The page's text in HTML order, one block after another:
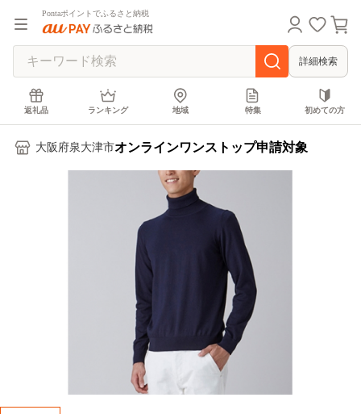
Pontaポイントでふるさと納税
詳細検索
返礼品 ランキング 地域 特集 初めての方
大阪府泉大津市オンラインワンストップ申請対象